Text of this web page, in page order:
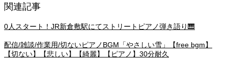
関連記事
0人スタート！JR新倉敷駅にてストリートピアノ弾き語り🎹
配信/雑談/作業用/切ないピアノBGM「やさしい雪」【free bgm】
【切ない】【悲しい】【綺麗】【ピアノ】30分耐久